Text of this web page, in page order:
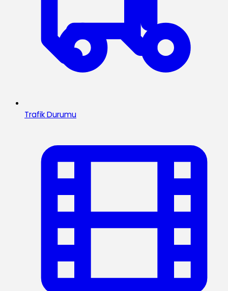
Trafik Durumu